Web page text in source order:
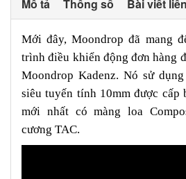
Mô tả Thông số Bài viết
Mới đây, Moondrop đã mang
trình điều khiển động đơn hàng
Moondrop Kadenz. Nó sử
siêu tuyến tính 10mm được cấp
mới nhất có màng loa
cương TAC.